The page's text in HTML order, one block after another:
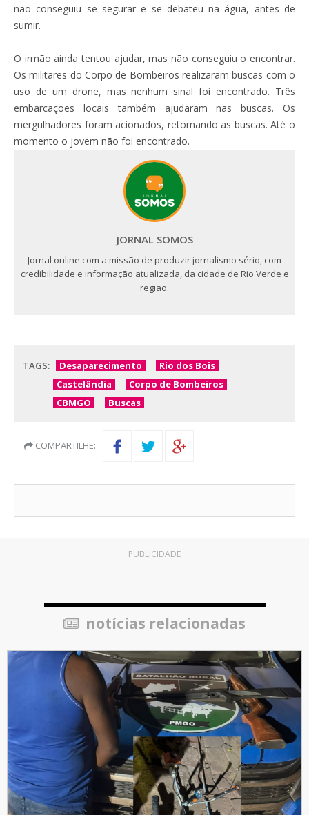
não conseguiu se segurar e se debateu na água, antes de
sumir.
O irmão ainda tentou ajudar, mas não conseguiu o encontrar.
Os militares do Corpo de Bombeiros realizaram buscas com o
uso de um drone, mas nenhum sinal foi encontrado. Três
embarcações locais também ajudaram nas buscas. Os
mergulhadores foram acionados, retomando as buscas. Até o
momento o jovem não foi encontrado.
JORNAL SOMOS
Jornal online com a missão de produzir jornalismo sério, com
credibilidade e informação atualizada, da cidade de Rio Verde e
região.
TAGS: Desaparecimento
Rio dos Bois
Castelândia
Corpo de Bombeiros
CBMGO
Buscas
COMPARTILHE:
PUBLICIDADE
notícias relacionadas